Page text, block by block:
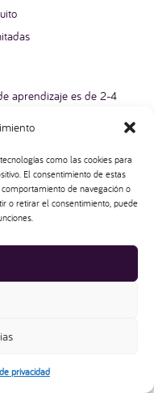
como las cookies para
El consentimiento de estas
de navegación o
o retirar el consentimiento, puede
privacidad
aprendizaje es de 2-4
horas gracias a su
son: